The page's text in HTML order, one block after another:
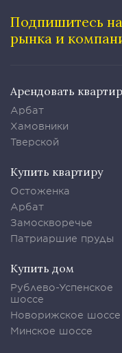
Подпишитесь
рынка и
Арендовать
Арбат
Хамовники
Тверской
Купить квартиру
Остоженка
Арбат
Замоскворечье
Патриаршие пруды
Купить дом
Рублево-Успенское
шоссе
Новорижское шоссе
Минское шоссе